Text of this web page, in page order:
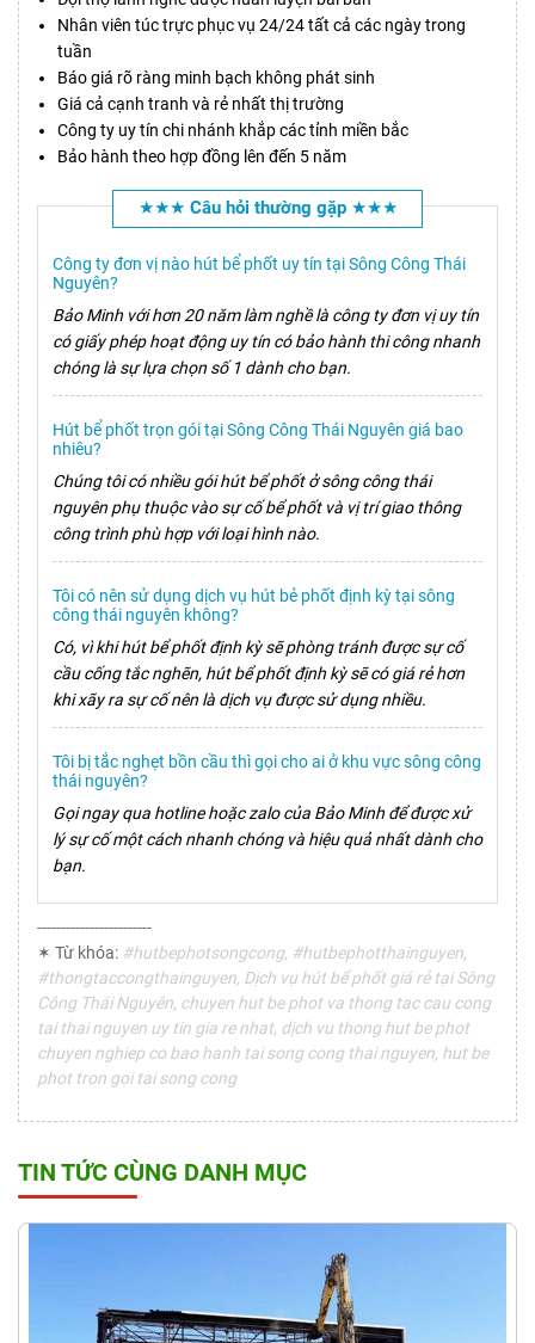
Nhân viên túc trực phục vụ 24/24 tất cả các ngày trong
tuần
Báo giá rõ ràng minh bạch không phát sinh
Giá cả cạnh tranh và rẻ nhất thị trường
Công ty uy tín chi nhánh khắp các tỉnh miền bắc
Bảo hành theo hợp đồng lên đến 5 năm
★★★ Câu hỏi thường gặp ★★★
Công ty đơn vị nào hút bể phốt uy tín tại Sông Công Thái
Nguyên?
Bảo Minh với hơn 20 năm làm nghề là công ty đơn vị uy tín
có giấy phép hoạt động uy tín có bảo hành thi công nhanh
chóng là sự lựa chọn số 1 dành cho bạn.
Hút bể phốt trọn gói tại Sông Công Thái Nguyên giá bao
nhiêu?
Chúng tôi có nhiều gói hút bể phốt ở sông công thái
nguyên phụ thuộc vào sự cố bể phốt và vị trí giao thông
công trình phù hợp với loại hình nào.
Tôi có nên sử dụng dịch vụ hút bẻ phốt định kỳ tại sông
công thái nguyên không?
Có, vì khi hút bể phốt định kỳ sẽ phòng tránh được sự cố
cầu cống tắc nghẽn, hút bể phốt định kỳ sẽ có giá rẻ hơn
khi xãy ra sự cố nên là dịch vụ được sử dụng nhiều.
Tôi bị tắc nghẹt bồn cầu thì gọi cho ai ở khu vực sông công
thái nguyên?
Gọi ngay qua hotline hoặc zalo của Bảo Minh để được xử
lý sự cố một cách nhanh chóng và hiệu quả nhất dành cho
bạn.
------------------------
✶ Từ khóa: #hutbephotsongcong, #hutbephotthainguyen,
#thongtaccongthainguyen, Dịch vụ hút bể phốt giá rẻ tại Sông
Công Thái Nguyên, chuyen hut be phot va thong tac cau cong
tai thai nguyen uy tin gia re nhat, dịch vu thong hut be phot
chuyen nghiep co bao hanh tai song cong thai nguyen, hut be
phot tron goi tai song cong
TIN TỨC CÙNG DANH MỤC